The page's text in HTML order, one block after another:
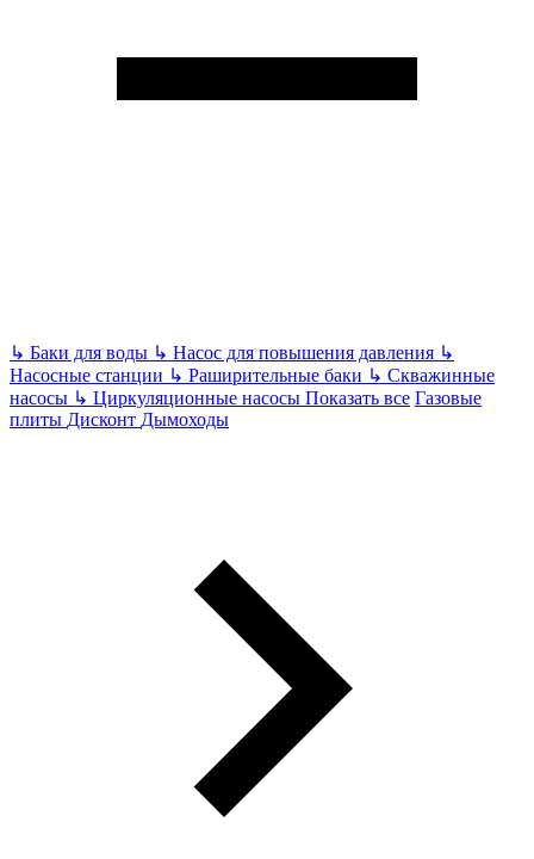
↳ Баки для воды ↳ Насос для повышения давления ↳
Насосные станции ↳ Раширительные баки ↳ Скважинные
насосы ↳ Циркуляционные насосы Показать все Газовые
плиты Дисконт Дымоходы